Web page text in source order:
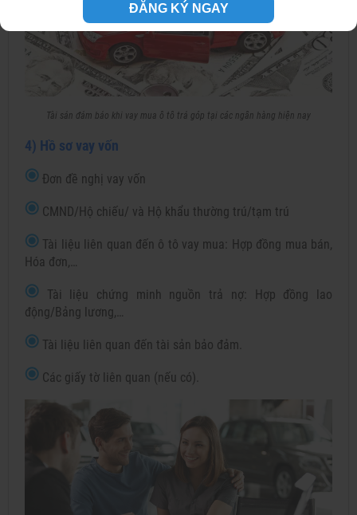
Tài sản đảm bảo khi vay mua ô tô trả góp tại các ngân hàng hiện nay
4) Hồ sơ vay vốn
Đơn đề nghị vay vốn
CMND/Hộ chiếu/ và Hộ khẩu thường trú/tạm trú
Tài liệu liên quan đến ô tô vay mua: Hợp đồng mua bán,
Hóa đơn,…
Tài liệu chứng minh nguồn trả nợ: Hợp đồng lao
động/Bảng lương,…
Tài liệu liên quan đến tài sản bảo đảm.
Các giấy tờ liên quan (nếu có).
ĐĂNG KÝ NGAY